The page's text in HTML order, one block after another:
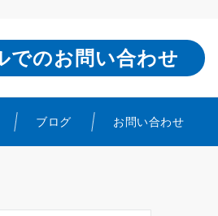
でのお問い合わせ
ブログ お問い合わせ